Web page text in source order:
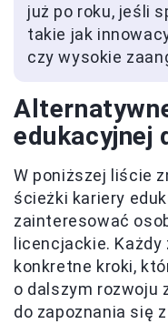
już po roku, jeśli
takie jak
czy wysokie
edukacyjnej
W poniższej liście
ścieżki kariery
zainteresować
licencjackie.
konkretne kroki,
o dalszym rozwoju
do zapoznania się